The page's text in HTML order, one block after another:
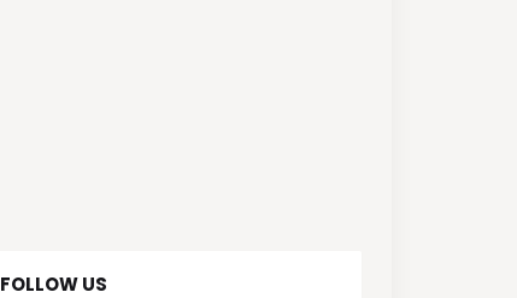
FOLLOW US